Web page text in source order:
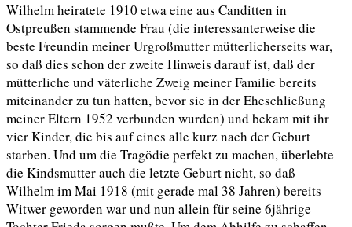
Wilhelm heiratete 1910 etwa eine aus Canditten in
Ostpreußen stammende Frau (die interessanterweise die
beste Freundin meiner Urgroßmutter mütterlicherseits war,
so daß dies schon der zweite Hinweis darauf ist, daß der
mütterliche und väterliche Zweig meiner Familie bereits
miteinander zu tun hatten, bevor sie in der Eheschließung
meiner Eltern 1952 verbunden wurden) und bekam mit ihr
vier Kinder, die bis auf eines alle kurz nach der Geburt
starben. Und um die Tragödie perfekt zu machen, überlebte
die Kindsmutter auch die letzte Geburt nicht, so daß
Wilhelm im Mai 1918 (mit gerade mal 38 Jahren) bereits
Witwer geworden war und nun allein für seine 6jährige